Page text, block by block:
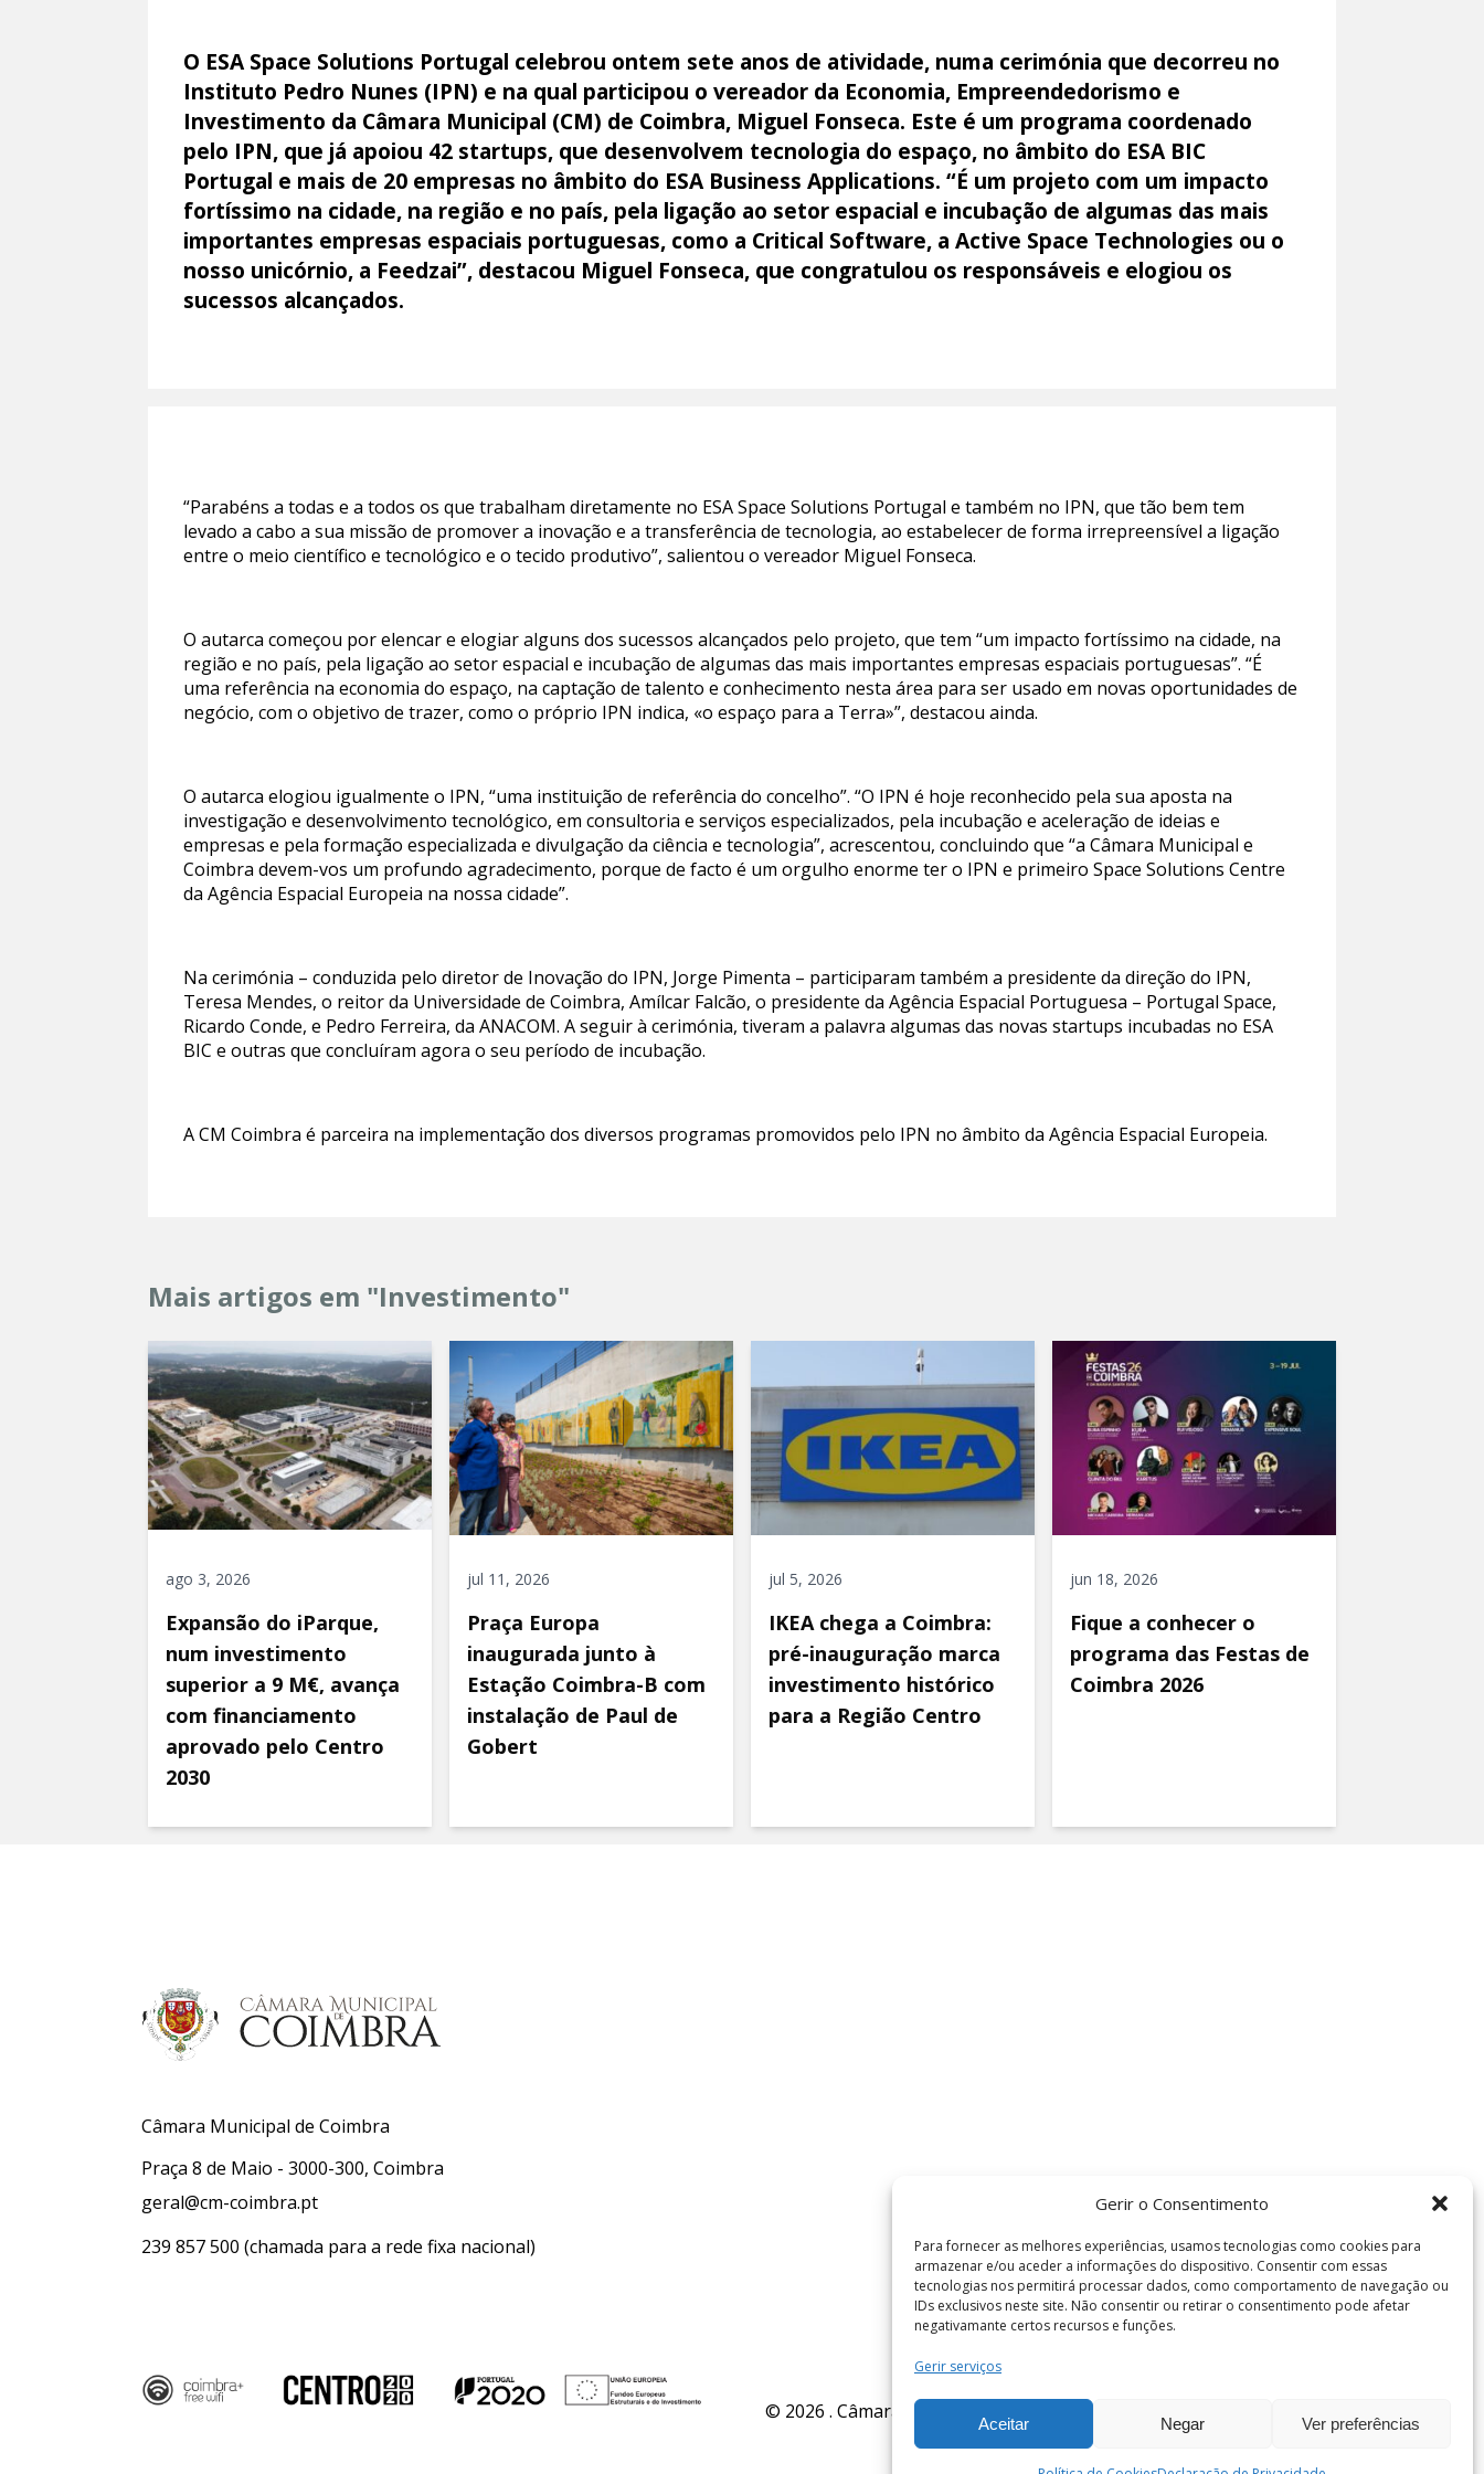
Gerir o Consentimento
Para fornecer as melhores experiências, usamos tecnologias como cookies para
armazenar e/ou aceder a informações do dispositivo. Consentir com essas
tecnologias nos permitirá processar dados, como comportamento de navegação ou
IDs exclusivos neste site. Não consentir ou retirar o consentimento pode afetar
negativamante certos recursos e funções.
Gerir serviços
Aceitar Negar Ver preferências
O ESA Space Solutions Portugal celebrou ontem sete anos de atividade, numa cerimónia que decorreu no
Instituto Pedro Nunes (IPN) e na qual participou o vereador da Economia, Empreendedorismo e
Investimento da Câmara Municipal (CM) de Coimbra, Miguel Fonseca. Este é um programa coordenado
pelo IPN, que já apoiou 42 startups, que desenvolvem tecnologia do espaço, no âmbito do ESA BIC
Portugal e mais de 20 empresas no âmbito do ESA Business Applications. “É um projeto com um impacto
fortíssimo na cidade, na região e no país, pela ligação ao setor espacial e incubação de algumas das mais
importantes empresas espaciais portuguesas, como a Critical Software, a Active Space Technologies ou o
nosso unicórnio, a Feedzai”, destacou Miguel Fonseca, que congratulou os responsáveis e elogiou os
sucessos alcançados.
“Parabéns a todas e a todos os que trabalham diretamente no ESA Space Solutions Portugal e também no IPN, que tão bem tem
levado a cabo a sua missão de promover a inovação e a transferência de tecnologia, ao estabelecer de forma irrepreensível a ligação
entre o meio científico e tecnológico e o tecido produtivo”, salientou o vereador Miguel Fonseca.
O autarca começou por elencar e elogiar alguns dos sucessos alcançados pelo projeto, que tem “um impacto fortíssimo na cidade, na
região e no país, pela ligação ao setor espacial e incubação de algumas das mais importantes empresas espaciais portuguesas”. “É
uma referência na economia do espaço, na captação de talento e conhecimento nesta área para ser usado em novas oportunidades de
negócio, com o objetivo de trazer, como o próprio IPN indica, «o espaço para a Terra»”, destacou ainda.
O autarca elogiou igualmente o IPN, “uma instituição de referência do concelho”. “O IPN é hoje reconhecido pela sua aposta na
investigação e desenvolvimento tecnológico, em consultoria e serviços especializados, pela incubação e aceleração de ideias e
empresas e pela formação especializada e divulgação da ciência e tecnologia”, acrescentou, concluindo que “a Câmara Municipal e
Coimbra devem-vos um profundo agradecimento, porque de facto é um orgulho enorme ter o IPN e primeiro Space Solutions Centre
da Agência Espacial Europeia na nossa cidade”.
Na cerimónia – conduzida pelo diretor de Inovação do IPN, Jorge Pimenta – participaram também a presidente da direção do IPN,
Teresa Mendes, o reitor da Universidade de Coimbra, Amílcar Falcão, o presidente da Agência Espacial Portuguesa – Portugal Space,
Ricardo Conde, e Pedro Ferreira, da ANACOM. A seguir à cerimónia, tiveram a palavra algumas das novas startups incubadas no ESA
BIC e outras que concluíram agora o seu período de incubação.
A CM Coimbra é parceira na implementação dos diversos programas promovidos pelo IPN no âmbito da Agência Espacial Europeia.
Mais artigos em "Investimento"
ago 3, 2026
Expansão do iParque,
num investimento
superior a 9 M€, avança
com financiamento
aprovado pelo Centro
2030
jul 11, 2026
Praça Europa
inaugurada junto à
Estação Coimbra-B com
instalação de Paul de
Gobert
jul 5, 2026
IKEA chega a Coimbra:
pré-inauguração marca
investimento histórico
para a Região Centro
jun 18, 2026
Fique a conhecer o
programa das Festas de
Coimbra 2026
Câmara Municipal de Coimbra
Praça 8 de Maio - 3000-300, Coimbra
geral@cm-coimbra.pt
239 857 500 (chamada para a rede fixa nacional)
© 2026 . Câmara Municipal de Coimbra . Todos os direitos reservados.